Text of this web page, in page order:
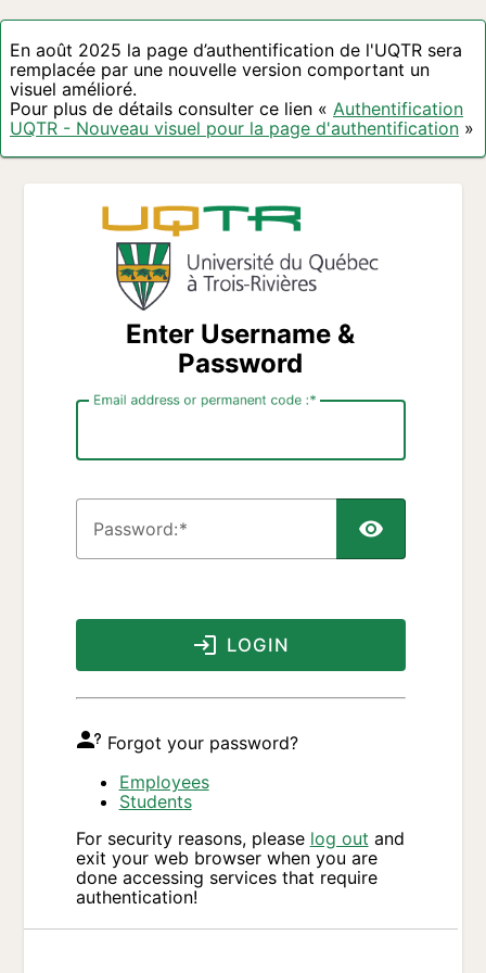
En août 2025 la page d’authentification de l'UQTR sera
remplacée par une nouvelle version comportant un
visuel amélioré.
Pour plus de détails consulter ce lien « Authentification
UQTR - Nouveau visuel pour la page d'authentification »
Enter Username &
Password
Email address or permanent code :
Password:
LOGIN
Forgot your password?
Employees
Students
For security reasons, please log out and
exit your web browser when you are
done accessing services that require
authentication!